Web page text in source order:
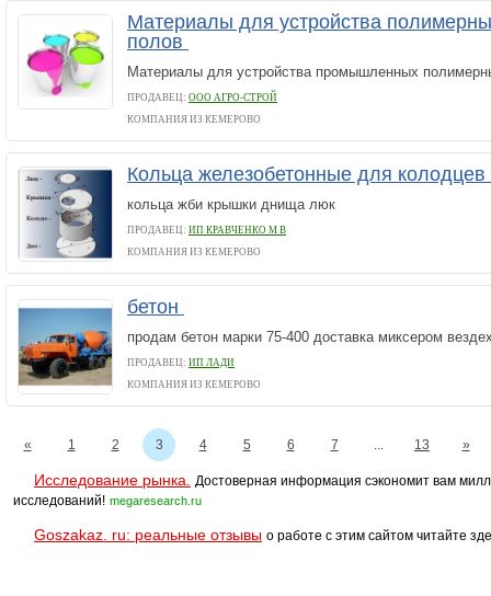
Материалы для устройства
полов
Материалы для устройства промышленных
ПРОДАВЕЦ: ООО АГРО-СТРОЙ
КОМПАНИЯ ИЗ КЕМЕРОВО
Кольца железобетонные для
кольца жби крышки днища люк
ПРОДАВЕЦ: ИП КРАВЧЕНКО М В
КОМПАНИЯ ИЗ КЕМЕРОВО
бетон
продам бетон марки 75-400 доставка миксером
ПРОДАВЕЦ: ИП ЛАДИ
КОМПАНИЯ ИЗ КЕМЕРОВО
« 1 2 3 4 5 6 7 ... 13 »
Исследование рынка.
Достоверная информация сэкономит вам
исследований! megaresearch.ru
Goszakaz. ru: реальные отзывы о работе с этим сайтом читайте